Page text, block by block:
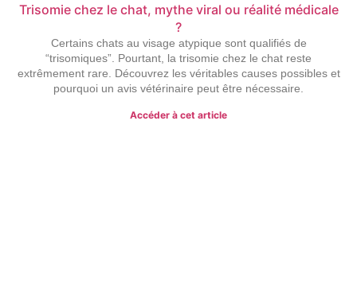
Trisomie chez le chat, mythe viral ou réalité médicale
?
Certains chats au visage atypique sont qualifiés de
“trisomiques”. Pourtant, la trisomie chez le chat reste
extrêmement rare. Découvrez les véritables causes possibles et
pourquoi un avis vétérinaire peut être nécessaire.
Accéder à cet article